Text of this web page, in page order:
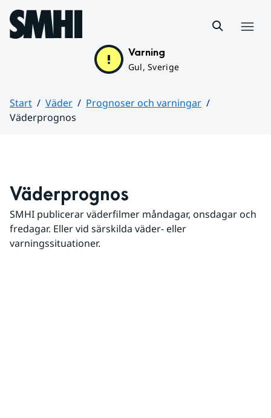
Hoppa till sidans innehåll
Varning
Gul, Sverige
Start Väder
Prognoser och varningar
Väderprognos
Väderprognos
SMHI publicerar väderfilmer måndagar, onsdagar och
fredagar. Eller vid särskilda väder- eller
varningssituationer.